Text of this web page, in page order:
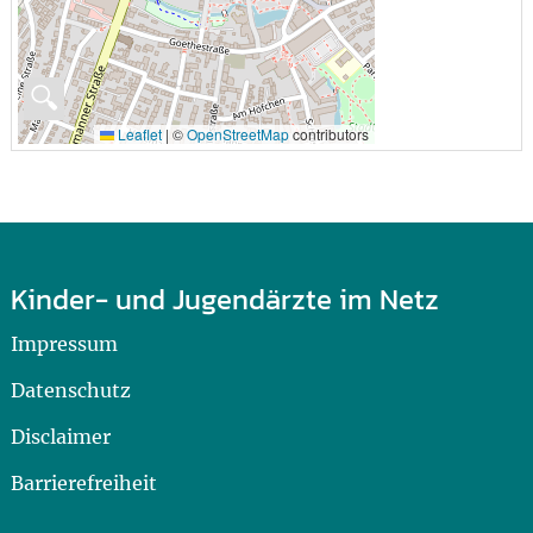
🔍
Leaflet | ©OpenStreetMapcontributors
Kinder- und Jugendärzte im Netz
Impressum
Datenschutz
Disclaimer
Barrierefreiheit